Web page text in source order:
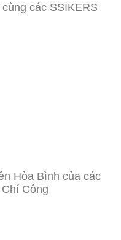
các SSIKERS
Hòa Bình của các
Công